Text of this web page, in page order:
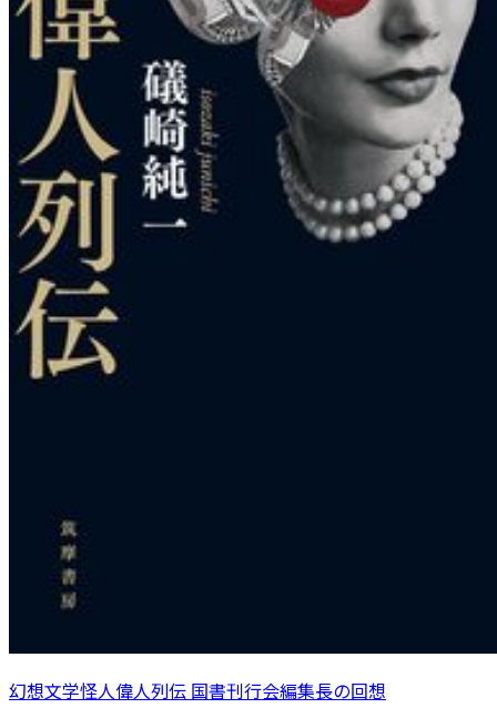
幻想文学怪人偉人列伝 国書刊行会編集長の回想